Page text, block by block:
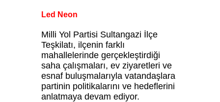
Led Neon
Milli Yol Partisi Sultangazi İlçe
Teşkilatı, ilçenin farklı
mahallelerinde gerçekleştirdiği
saha çalışmaları, ev ziyaretleri ve
esnaf buluşmalarıyla vatandaşlara
partinin politikalarını ve hedeflerini
anlatmaya devam ediyor.